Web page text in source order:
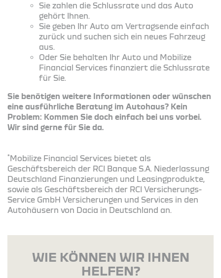
Sie zahlen die Schlussrate und das Auto
gehört Ihnen.
Sie geben Ihr Auto am Vertragsende einfach
zurück und suchen sich ein neues Fahrzeug
aus.
Oder Sie behalten Ihr Auto und Mobilize
Financial Services finanziert die Schlussrate
für Sie.
Sie benötigen weitere Informationen oder wünschen
eine ausführliche Beratung im Autohaus? Kein
Problem: Kommen Sie doch einfach bei uns vorbei.
Wir sind gerne für Sie da.
*Mobilize Financial Services bietet als
Geschäftsbereich der RCI Banque S.A. Niederlassung
Deutschland Finanzierungen und Leasingprodukte,
sowie als Geschäftsbereich der RCI Versicherungs-
Service GmbH Versicherungen und Services in den
Autohäusern von Dacia in Deutschland an.
WIE KÖNNEN WIR IHNEN
HELFEN?